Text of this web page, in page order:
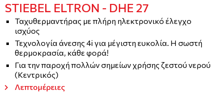
STIEBEL ELTRON - DHE 27
Ταχυθερμαντήρας με πλήρη ηλεκτρονικό έλεγχο
ισχύος
Τεχνολογία άνεσης 4i για μέγιστη ευκολία. Η σωστή
θερμοκρασία, κάθε φορά!
Για την παροχή πολλών σημείων χρήσης ζεστού νερού
(Κεντρικός)
Λεπτομέρειες